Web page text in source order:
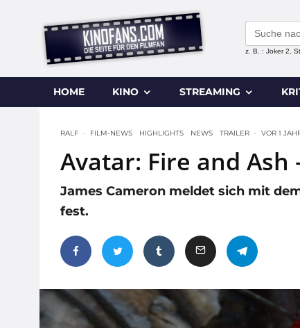
Search
for:
z. B. : Joker 2,
HOME KINO STREAMING
RALF · FILM-NEWS HIGHLIGHTS NEWS TRAILER · VOR 1
Avatar: Fire and
James Cameron meldet sich mit
fest.